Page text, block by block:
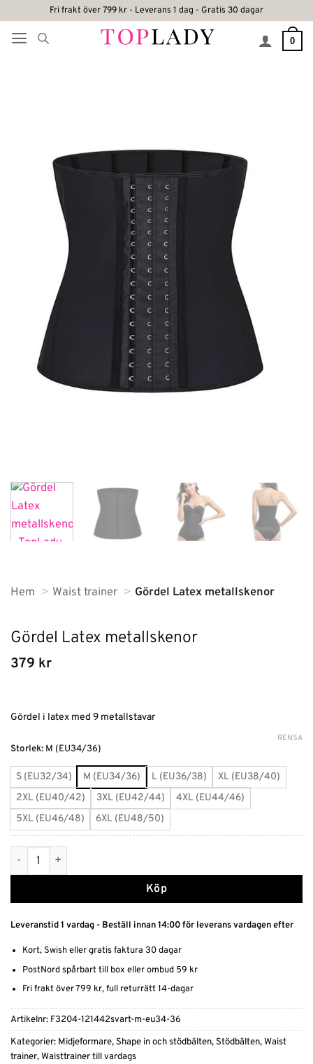
content
Fri frakt över 799 kr - Leverans 1 dag - Gratis 30 dagar
0
Hem Waist trainer Gördel Latex metallskenor
Gördel Latex metallskenor
379 kr
Gördel i latex med 9 metallstavar
Storlek: M (EU34/36)
S (EU32/34) M (EU34/36) L (EU36/38)
XL (EU38/40)
2XL (EU40/42)
3XL (EU42/44)
4XL (EU44/46)
5XL (EU46/48)
6XL (EU48/50)
RENSA
Gördel Latex metallskenor mängd
Köp
Alternative:
Leveranstid 1 vardag - Beställ innan 14:00 för leverans vardagen efter
Kort, Swish eller gratis faktura 30 dagar
PostNord spårbart till box eller ombud 59 kr
Fri frakt över 799 kr, full returrätt 14-dagar
Artikelnr: F3204-121442svart-m-eu34-36
Kategorier: Midjeformare, Shape in och stödbälten, Stödbälten,Waist
trainer,Waisttrainer till vardags